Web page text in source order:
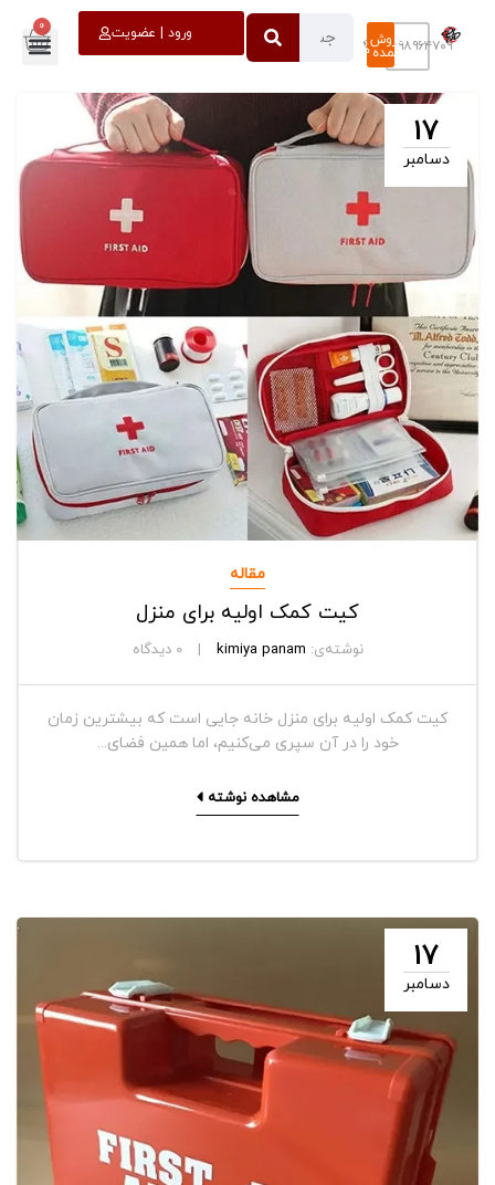
۰۹۳۹۸۹۶۴۷۰۹
فروش
عمده
ورود | عضویت 0
17
دسامبر
مقاله
کیت کمک اولیه برای منزل
نوشته‌ی: kimiya panam دیدگاه
کیت کمک اولیه برای منزل خانه جایی است که بیشترین زمان
خود را در آن سپری می‌کنیم، اما همین فضای...
مشاهده نوشته
17
دسامبر